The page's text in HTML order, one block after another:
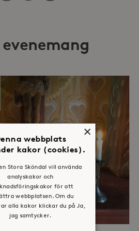
evenemang
×
webbplats
kakor (cookies).
Stora Sköndal vill använda
analyskakor och
för att
webbplatsen. Om du
alla kakor klickar du på Ja,
jag samtycker.